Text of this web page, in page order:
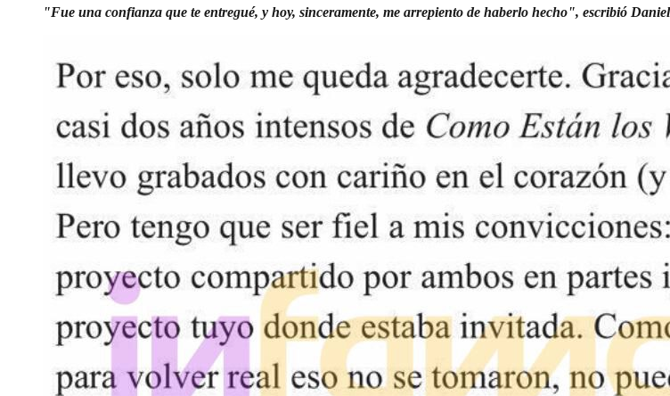
"Fue una confianza que te entregué, y hoy, sinceramente, me arrepiento de haberlo hecho", escribió